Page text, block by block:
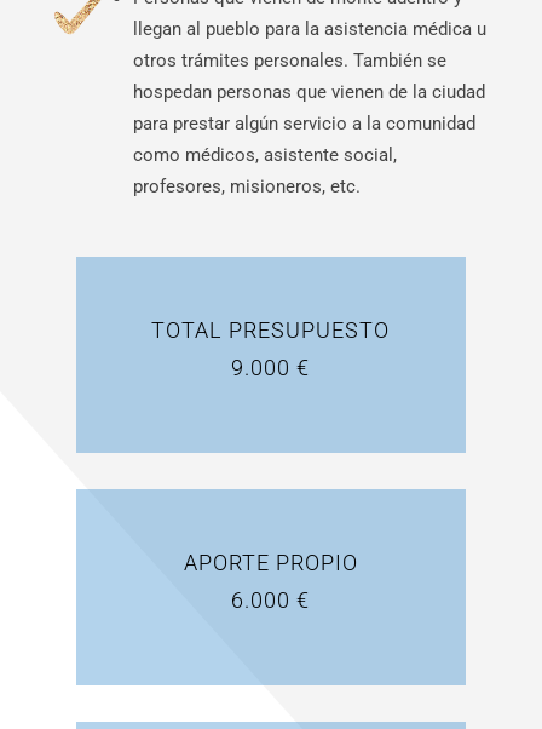
llegan al pueblo para la asistencia médica u
otros trámites personales. También se
hospedan personas que vienen de la ciudad
para prestar algún servicio a la comunidad
como médicos, asistente social,
profesores, misioneros, etc.
TOTAL PRESUPUESTO
9.000 €
APORTE PROPIO
6.000 €